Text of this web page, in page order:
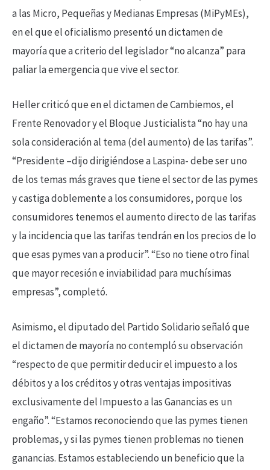
a las Micro, Pequeñas y Medianas Empresas (MiPyMEs),
en el que el oficialismo presentó un dictamen de
mayoría que a criterio del legislador “no alcanza” para
paliar la emergencia que vive el sector.
Heller criticó que en el dictamen de Cambiemos, el
Frente Renovador y el Bloque Justicialista “no hay una
sola consideración al tema (del aumento) de las tarifas”.
“Presidente –dijo dirigiéndose a Laspina- debe ser uno
de los temas más graves que tiene el sector de las pymes
y castiga doblemente a los consumidores, porque los
consumidores tenemos el aumento directo de las tarifas
y la incidencia que las tarifas tendrán en los precios de lo
que esas pymes van a producir”. “Eso no tiene otro final
que mayor recesión e inviabilidad para muchísimas
empresas”, completó.
Asimismo, el diputado del Partido Solidario señaló que
el dictamen de mayoría no contempló su observación
“respecto de que permitir deducir el impuesto a los
débitos y a los créditos y otras ventajas impositivas
exclusivamente del Impuesto a las Ganancias es un
engaño”. “Estamos reconociendo que las pymes tienen
problemas, y si las pymes tienen problemas no tienen
ganancias. Estamos estableciendo un beneficio que la